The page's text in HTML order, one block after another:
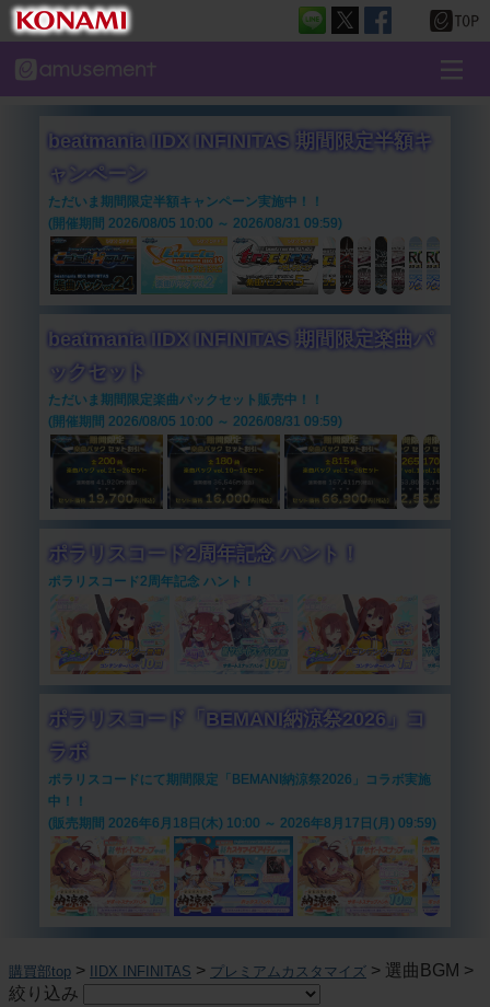
beatmania IIDX INFINITAS 期間限定半額キ
ャンペーン
ただいま期間限定半額キャンペーン実施中！！
(開催期間 2026/08/05 10:00 ～ 2026/08/31 09:59)
beatmania IIDX INFINITAS 期間限定楽曲パ
ックセット
ただいま期間限定楽曲パックセット販売中！！
(開催期間 2026/08/05 10:00 ～ 2026/08/31 09:59)
ポラリスコード2周年記念 ハント！
ポラリスコード2周年記念 ハント！
ポラリスコード「BEMANI納涼祭2026」コ
ラボ
ポラリスコードにて期間限定「BEMANI納涼祭2026」コラボ実施
中！！
(販売期間 2026年6月18日(木) 10:00 ～ 2026年8月17日(月) 09:59)
購買部top > IIDX INFINITAS > プレミアムカスタマイズ > 選曲BGM >
絞り込み